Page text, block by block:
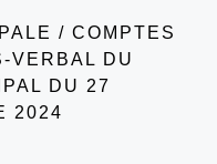
/ COMPTES
VERBAL DU
DU 27
2024